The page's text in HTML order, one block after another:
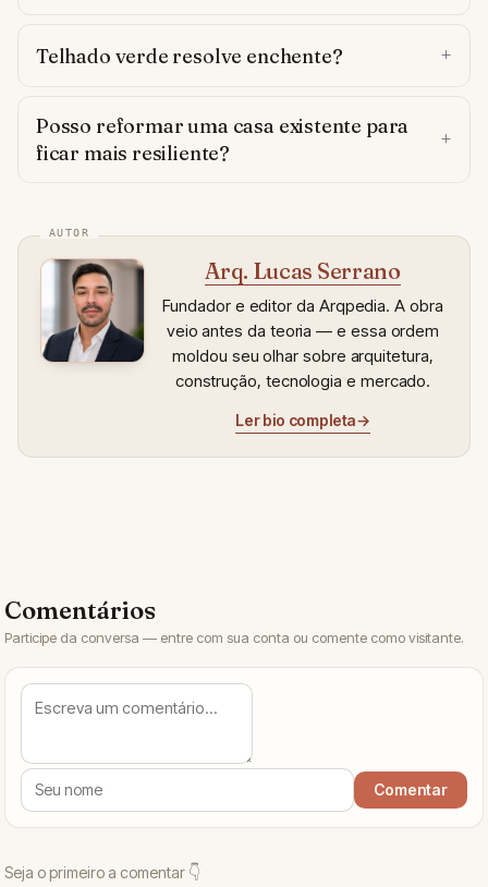
Telhado verde resolve enchente?
Posso reformar uma casa existente para
ficar mais resiliente?
Arq. Lucas Serrano
Fundador e editor da Arqpedia. A obra
veio antes da teoria — e essa ordem
moldou seu olhar sobre arquitetura,
construção, tecnologia e mercado.
Ler bio completa→